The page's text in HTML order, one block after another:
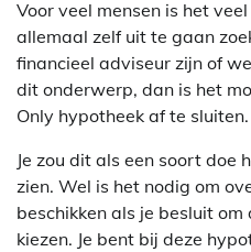
Voor veel mensen is het
allemaal zelf uit te gaan
financieel adviseur zijn of
dit onderwerp, dan is het
Only hypotheek af te sluiten.
Je zou dit als een soort doe
zien. Wel is het nodig om
beschikken als je besluit
kiezen. Je bent bij deze